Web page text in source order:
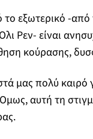
εξωτερικό -από
Ρεν- είναι
κούρασης,
μας πολύ καιρό
αυτή τη